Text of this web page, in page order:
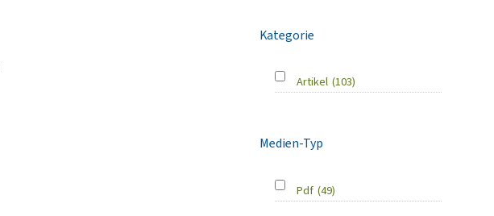
Kategorie
Artikel (103)
Medien-Typ
Pdf (49)